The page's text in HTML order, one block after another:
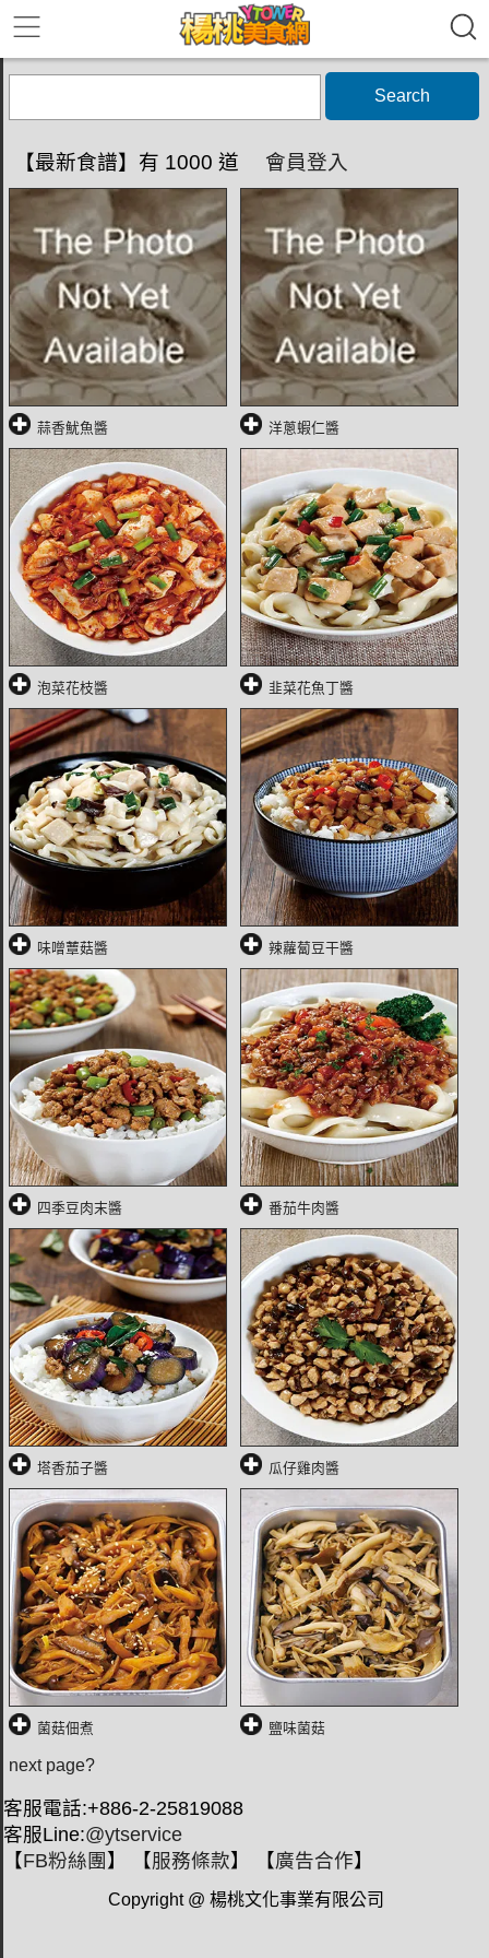
Search
【最新食譜】有 1000 道 會員登入
蒜香魷魚醬 洋蔥蝦仁醬
泡菜花枝醬 韭菜花魚丁醬
味噌蕈菇醬 辣蘿蔔豆干醬
四季豆肉末醬 番茄牛肉醬
塔香茄子醬 瓜仔雞肉醬
菌菇佃煮 鹽味菌菇
next page?
客服電話:+886-2-25819088
客服Line:@ytservice
【FB粉絲團 】 【服務條款】 【廣告合作】
Copyright @ 楊桃文化事業有限公司